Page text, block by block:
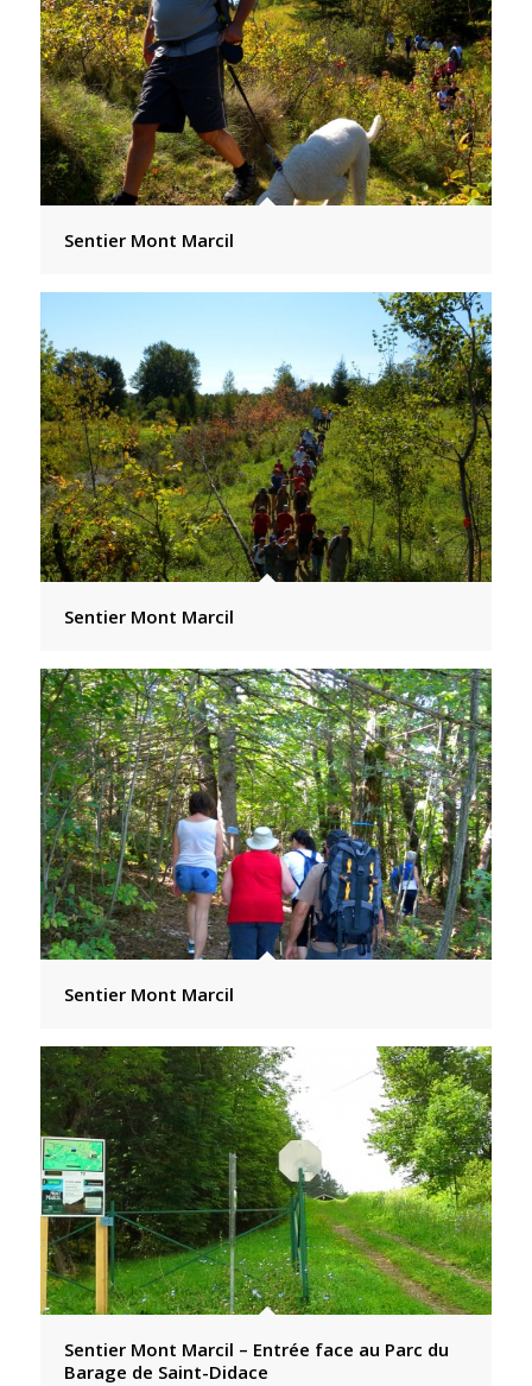
Sentier Mont Marcil
Sentier Mont Marcil
Sentier Mont Marcil
Sentier Mont Marcil – Entrée face au Parc du
Barage de Saint-Didace